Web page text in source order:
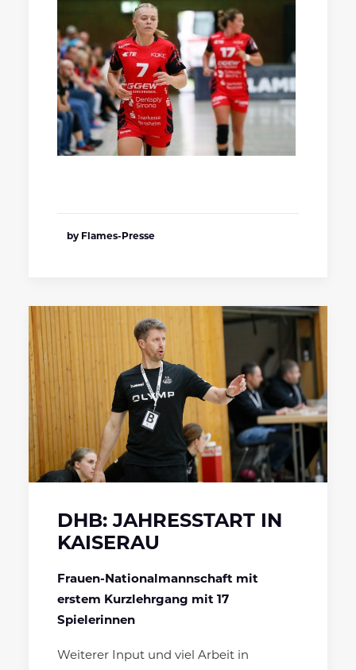
by Flames-Presse
DHB: JAHRESSTART IN
KAISERAU
Frauen-Nationalmannschaft mit
erstem Kurzlehrgang mit 17
Spielerinnen
Weiterer Input und viel Arbeit in